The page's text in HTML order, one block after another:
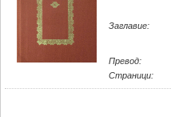
Заглавие:
Превод:
Страници: